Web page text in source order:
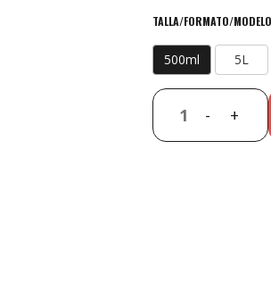
TALLA/FORMATO/MODELO
500ml 5L
- +